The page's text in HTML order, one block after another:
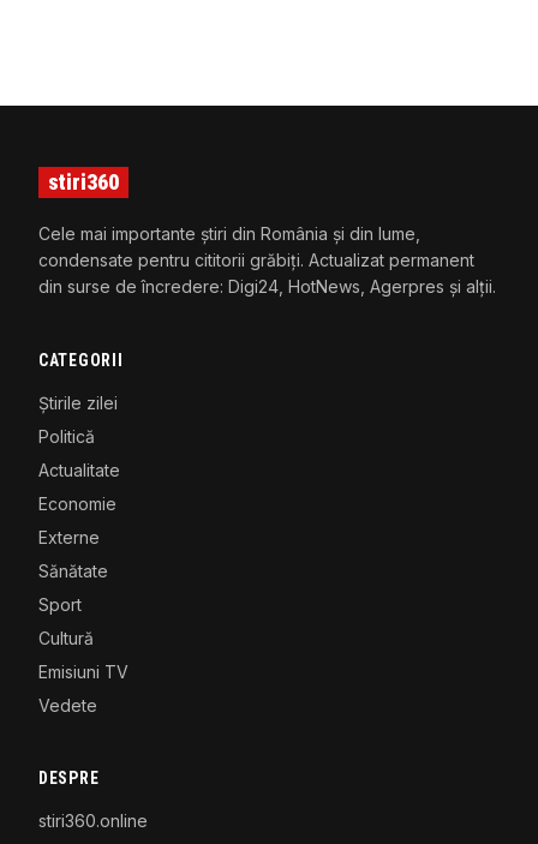
stiri360
Cele mai importante știri din România și din lume,
condensate pentru cititorii grăbiți. Actualizat permanent
din surse de încredere: Digi24, HotNews, Agerpres și alții.
CATEGORII
Știrile zilei
Politică
Actualitate
Economie
Externe
Sănătate
Sport
Cultură
Emisiuni TV
Vedete
DESPRE
stiri360.online